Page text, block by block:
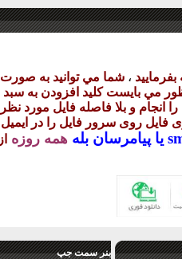
، شما مي توانيد به صورت
مي بايست کليد افزودن به سبد
انجام و بلا فاصله فايل مورد نظر
فايل روی سرور فايل را در ايميل
پيامرسان بله همه روزه از
بنر سمت جپ